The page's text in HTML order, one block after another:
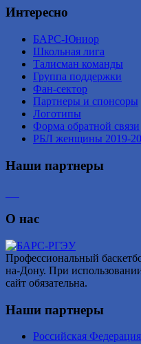
Интересно
БАРС-Юниор
Школьная лига
Талисман команды
Группа поддержки
Фан-сектор
Партнеры и спонсоры
Логотипы
Форма обратной связи
РБЛ женщины 2019-
Наши партнеры
О нас
Профессиональный
на-Дону. При
сайт обязательна.
Наши партнеры
Российская